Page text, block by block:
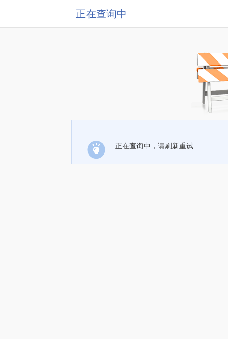
正在查询中
正在查询中，请刷新重试